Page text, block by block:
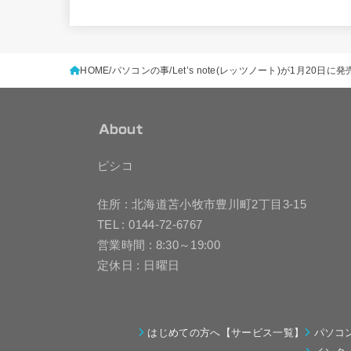
HOME パソコンの事 Let’s note(レッツノート)が1月20日に
About
ピシコ
住所 : 北海道苫小牧市豊川町2丁目3-15
TEL : 0144-72-6767
営業時間 : 8:30～19:00
定休日 : 日曜日
はじめての方へ【サービス一覧】
パソコ